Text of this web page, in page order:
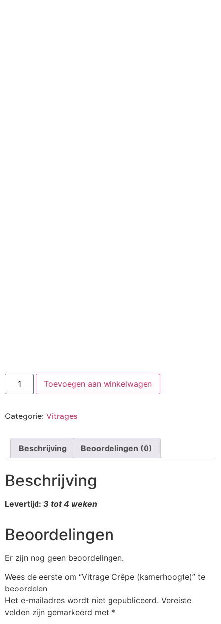
Toevoegen aan winkelwagen
Categorie: Vitrages
Beschrijving Beoordelingen (0)
Beschrijving
Levertijd: 3 tot 4 weken
Beoordelingen
Er zijn nog geen beoordelingen.
Wees de eerste om “Vitrage Crêpe (kamerhoogte)” te
beoordelen
Het e-mailadres wordt niet gepubliceerd. Vereiste
velden zijn gemarkeerd met *